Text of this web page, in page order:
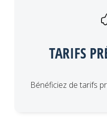
TARIFS
Bénéficiez de tarifs